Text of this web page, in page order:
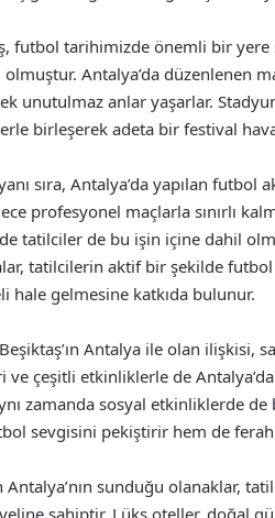
futbol tarihimizde önemli bir yere
Antalya’da düzenlenen
unutulmaz anlar yaşarlar.
birleşerek adeta bir festival
sıra, Antalya’da yapılan
profesyonel maçlarla sınırlı
tatilciler de bu işin içine dahil
tatilcilerin aktif bir şekilde
hale gelmesine katkıda bulunur.
Antalya ile olan ilişkisi,
ve çeşitli etkinliklerle de
zamanda sosyal etkinliklerde
sevgisini pekiştirir hem de
Antalya’nın sunduğu olanaklar,
sahiptir. Lüks oteller, doğal